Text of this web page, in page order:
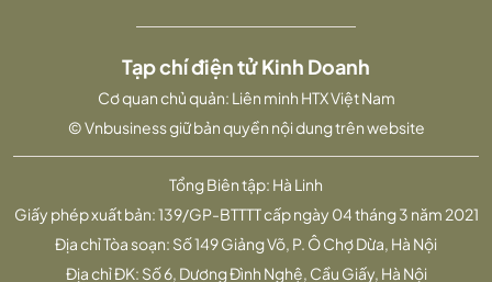
Tổng Biên tập: Hà Linh
Giấy phép xuất bản: 139/GP-BTTTT cấp ngày 04 tháng 3 năm 2021
Địa chỉ Tòa soạn: Số 149 Giảng Võ, P. Ô Chợ Dừa, Hà Nội
Địa chỉ ĐK: Số 6, Dương Đình Nghệ, Cầu Giấy, Hà Nội
Tạp chí điện tử Kinh Doanh
Cơ quan chủ quản: Liên minh HTX Việt Nam
© Vnbusiness giữ bản quyền nội dung trên website